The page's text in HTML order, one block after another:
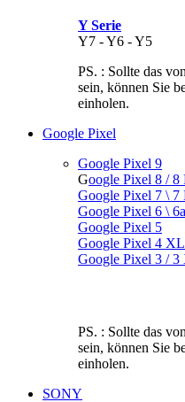
Y Serie
Y7 - Y6 - Y5
PS. : Sollte das
sein, können Sie
einholen.
Google Pixel
Google Pixel 9
Google Pixel 8 / 8
Google Pixel 7 \ 7
Google Pixel 6 \
Google Pixel 5
Google Pixel 4 XL
Google Pixel 3 / 3
PS. : Sollte das
sein, können Sie
einholen.
SONY